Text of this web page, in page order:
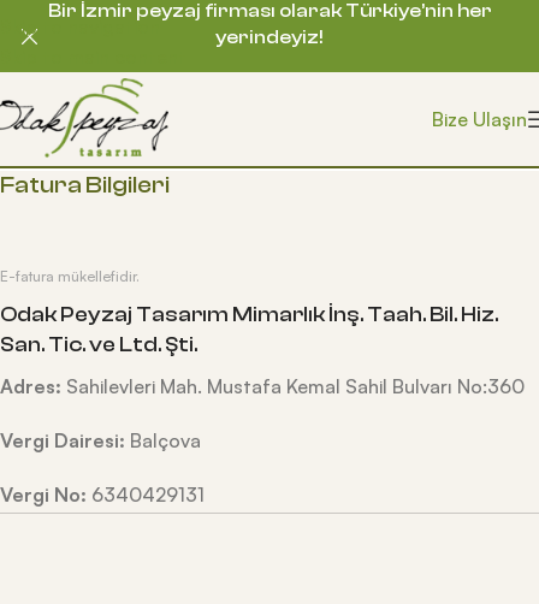
Skip to navigation
Bize Ulaşın
Fatura Bilgileri
E-fatura mükellefidir.
Odak Peyzaj Tasarım Mimarlık İnş. Taah. Bil. Hiz.
San. Tic. ve Ltd. Şti.
Adres: Sahilevleri Mah. Mustafa Kemal Sahil Bulvarı No:360
Vergi Dairesi: Balçova
Vergi No: 6340429131
Bir İzmir peyzaj firması olarak Türkiye’nin her
yerindeyiz!